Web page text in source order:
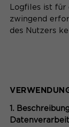
Logfiles ist
zwingend
des Nutzers
1.